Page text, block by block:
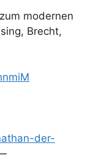
modernen
Brecht,
der-